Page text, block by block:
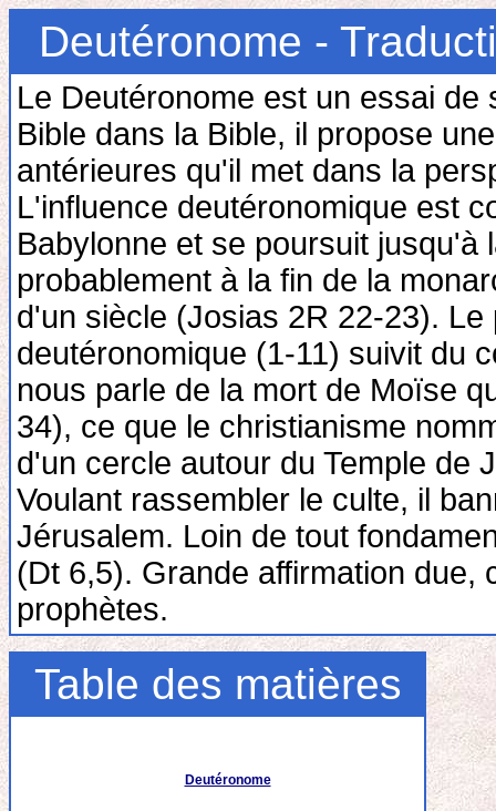
Deutéronome -
Le Deutéronome est un essai de
Bible dans la Bible, il propose
antérieures qu'il met dans la
L'influence deutéronomique est
Babylonne et se poursuit
probablement à la fin de la
d'un siècle (Josias 2R 22-23).
deutéronomique (1-11) suivit du
nous parle de la mort de Moïse
34), ce que le christianisme
d'un cercle autour du Temple de
Voulant rassembler le culte, il
Jérusalem. Loin de tout
(Dt 6,5). Grande affirmation due,
prophètes.
Table des matières
Deutéronome